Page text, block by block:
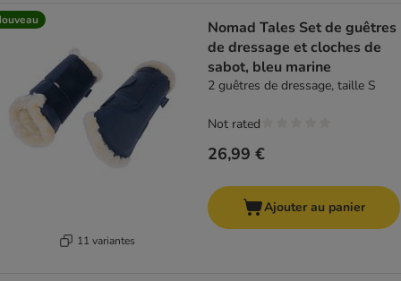
11 variantes
Nomad Tales Set de guêtres
de dressage et cloches de
sabot, bleu marine
2 guêtres de dressage, taille S
26,99 €
Not rated
Ajouter au panier